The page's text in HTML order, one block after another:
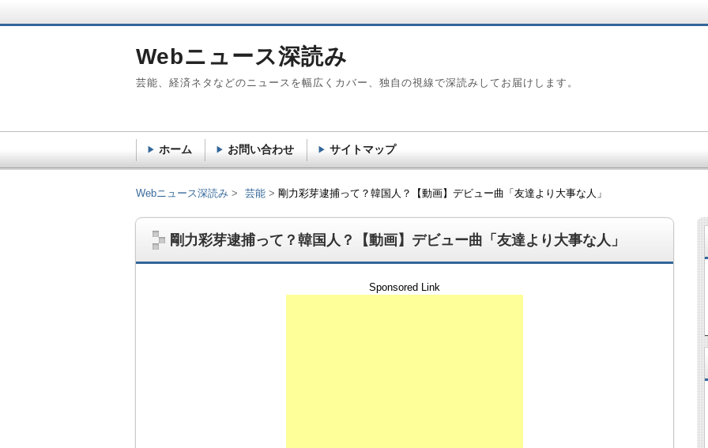
剛力彩芽逮捕って？韓国人？【動画】デビュー曲「友達より大事な人」
Sponsored Link
Webニュース深読み 芸能 剛力彩芽逮捕って？韓国人？【動画】デビュー曲「友達より大事な人」
Webニュース深読み
芸能、経済ネタなどのニュースを幅広くカバー、独自の視線で深読みしてお届けします。
ホーム お問い合わせ サイトマップ